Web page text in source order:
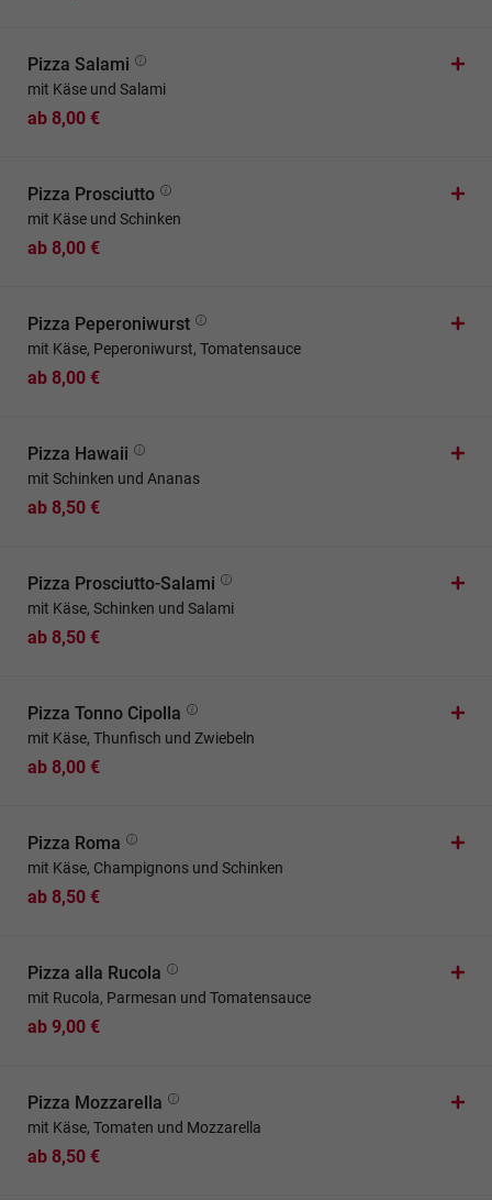
Pizza Salami
mit Käse und Salami
ab 8,00 €
Pizza Prosciutto
mit Käse und Schinken
ab 8,00 €
Pizza Peperoniwurst
mit Käse, Peperoniwurst, Tomatensauce
ab 8,00 €
Pizza Hawaii
mit Schinken und Ananas
ab 8,50 €
Pizza Prosciutto-Salami
mit Käse, Schinken und Salami
ab 8,50 €
Pizza Tonno Cipolla
mit Käse, Thunfisch und Zwiebeln
ab 8,00 €
Pizza Roma
mit Käse, Champignons und Schinken
ab 8,50 €
Pizza alla Rucola
mit Rucola, Parmesan und Tomatensauce
ab 9,00 €
Pizza Mozzarella
mit Käse, Tomaten und Mozzarella
ab 8,50 €